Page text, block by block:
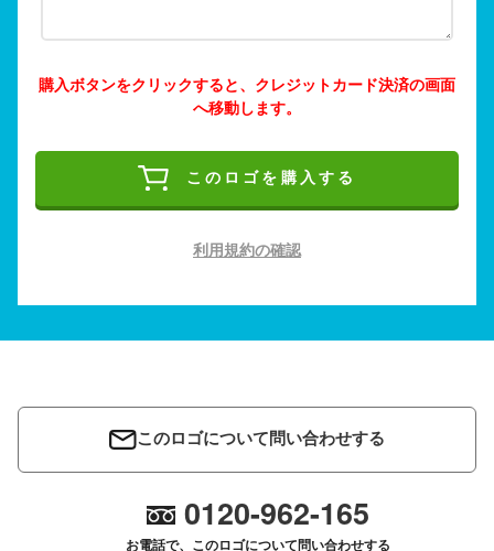
購入ボタンをクリックすると、クレジットカード決済の画面
へ移動します。
このロゴを購入する
利用規約の確認
このロゴについて問い合わせする
0120-962-165
お電話で、このロゴについて問い合わせする